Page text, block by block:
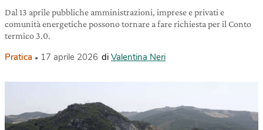
Dal 13 aprile pubbliche amministrazioni, imprese e privati e
comunità energetiche possono tornare a fare richiesta per il Conto
termico 3.0.
Pratica 17 aprile 2026 di Valentina Neri